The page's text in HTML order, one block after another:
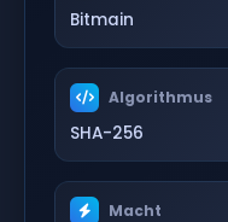
Bitmain
Algorithmus
SHA-256
Macht